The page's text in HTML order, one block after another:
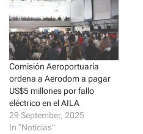
n
w
w
i
n
d
o
w
)
n
e
w
w
i
n
d
o
w
)
Comisión Aeroportuaria
ordena a Aerodom a pagar
US$5 millones por fallo
eléctrico en el AILA
29 September, 2025
In "Noticias"